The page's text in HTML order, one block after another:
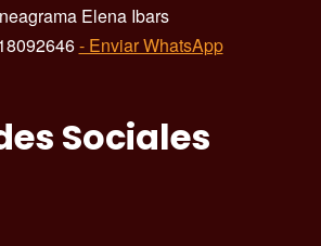
Elena Ibars
- Enviar WhatsApp
Sociales